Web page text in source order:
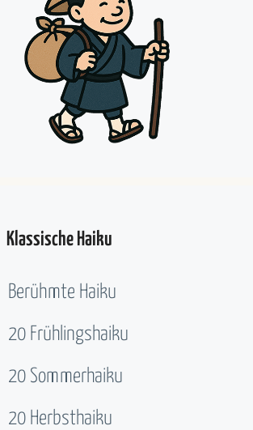
Klassische Haiku
Berühmte Haiku
20 Frühlingshaiku
20 Sommerhaiku
20 Herbsthaiku